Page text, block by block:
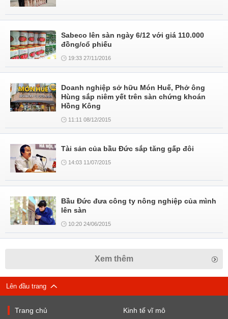
Sabeco lên sàn ngày 6/12 với giá 110.000
đồng/cổ phiếu
19:33 27/11/2016
Doanh nghiệp sở hữu Món Huế, Phở ông
Hùng sắp niêm yết trên sàn chứng khoán
Hồng Kông
11:11 08/12/2015
Tài sản của bầu Đức sắp tăng gấp đôi
14:03 11/07/2015
Bầu Đức đưa công ty nông nghiệp của mình
lên sàn
10:20 24/06/2015
Xem thêm
Lên đầu trang
Trang chủ Kinh tế vĩ mô